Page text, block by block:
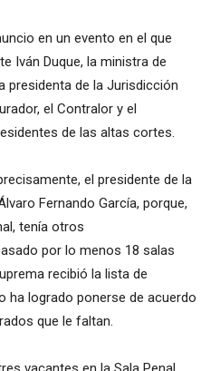
en un evento en el que
Iván Duque, la ministra de
presidenta de la Jurisdicción
el Contralor y el
de las altas cortes.
el presidente de la
Fernando García, porque,
tenía otros
por lo menos 18 salas
recibió la lista de
ha logrado ponerse de acuerdo
que le faltan.